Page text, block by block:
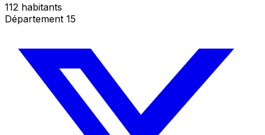
112 habitants
Département 15